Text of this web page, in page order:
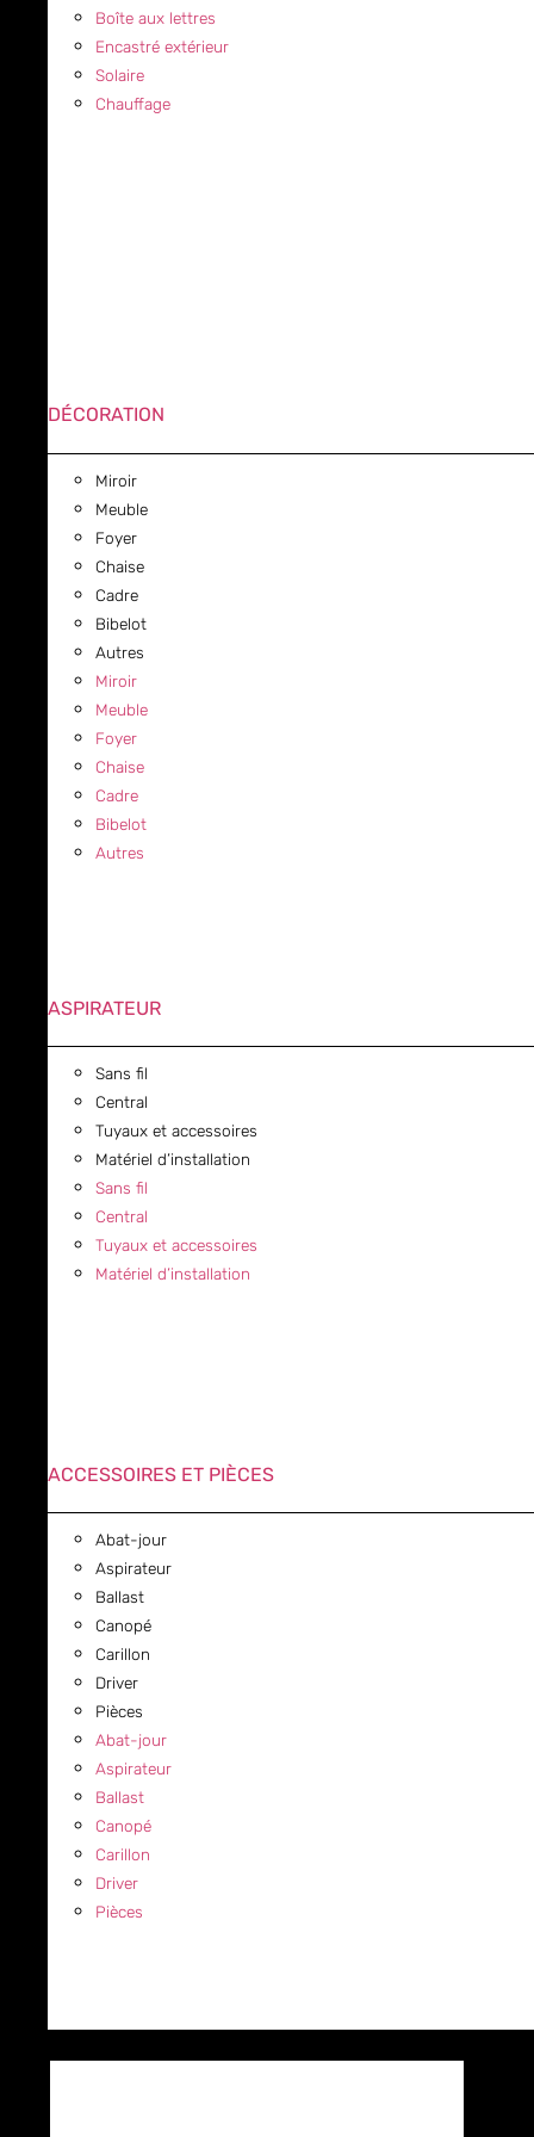
Boîte aux lettres
Encastré extérieur
Solaire
Chauffage
DÉCORATION
Miroir
Meuble
Foyer
Chaise
Cadre
Bibelot
Autres
Miroir
Meuble
Foyer
Chaise
Cadre
Bibelot
Autres
ASPIRATEUR
Sans fil
Central
Tuyaux et accessoires
Matériel d’installation
Sans fil
Central
Tuyaux et accessoires
Matériel d’installation
ACCESSOIRES ET PIÈCES
Abat-jour
Aspirateur
Ballast
Canopé
Carillon
Driver
Pièces
Abat-jour
Aspirateur
Ballast
Canopé
Carillon
Driver
Pièces